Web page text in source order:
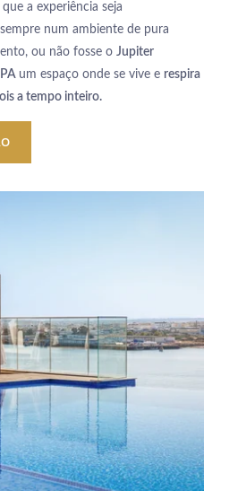
a experiência seja
num ambiente de pura
ou não fosse o Jupiter
um espaço onde se vive e respira
a tempo inteiro.